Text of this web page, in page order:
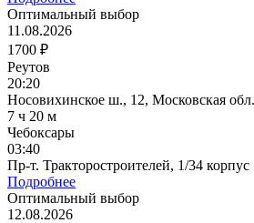
Оптимальный выбор
11.08.2026
1700 ₽
Реутов
20:20
Носовихинское ш., 12, Московская обл.
7 ч 20 м
Чебоксары
03:40
Пр-т. Тракторостроителей, 1/34
Подробнее
Оптимальный выбор
12.08.2026